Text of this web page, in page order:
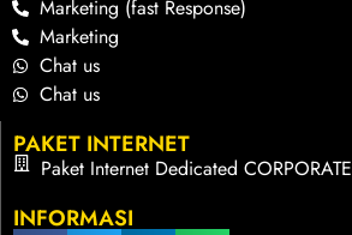
Marketing (fast Response)
Marketing
Chat us
Chat us
PAKET INTERNET
Paket Internet Dedicated CORPORATE
INFORMASI